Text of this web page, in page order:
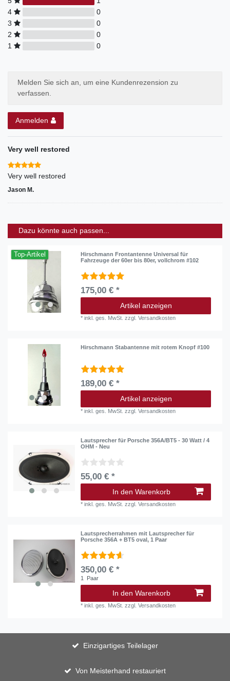
4
0
3
0
2
0
1
0
Melden Sie sich an, um eine Kundenrezension zu
verfassen.
Anmelden
Very well restored
Very well restored
Jason M.
Dazu könnte auch passen...
Top-Artikel
Hirschmann Frontantenne Universal für
Fahrzeuge der 60er bis 80er, vollchrom #102
175,00 € *
Artikel anzeigen
*inkl. ges. MwSt. zzgl.Versandkosten
Hirschmann Stabantenne mit rotem Knopf #100
189,00 € *
Artikel anzeigen
*inkl. ges. MwSt. zzgl.Versandkosten
Lautsprecher für Porsche 356A/BT5 - 30 Watt / 4
OHM - Neu
55,00 € *
In den Warenkorb
*inkl. ges. MwSt. zzgl.Versandkosten
Lautsprecherrahmen mit Lautsprecher für
Porsche 356A + BT5 oval, 1 Paar
350,00 € *
1 Paar
In den Warenkorb
*inkl. ges. MwSt. zzgl.Versandkosten
Einzigartiges Teilelager
Von Meisterhand restauriert